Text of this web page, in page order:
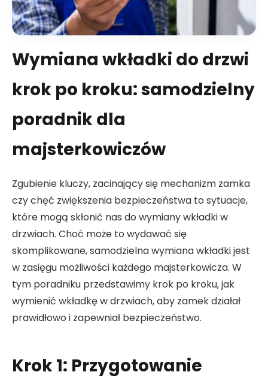
Wymiana wkładki do drzwi
krok po kroku: samodzielny
poradnik dla
majsterkowiczów
Zgubienie kluczy, zacinający się mechanizm zamka
czy chęć zwiększenia bezpieczeństwa to sytuacje,
które mogą skłonić nas do wymiany wkładki w
drzwiach. Choć może to wydawać się
skomplikowane, samodzielna wymiana wkładki jest
w zasięgu możliwości każdego majsterkowicza. W
tym poradniku przedstawimy krok po kroku, jak
wymienić wkładkę w drzwiach, aby zamek działał
prawidłowo i zapewniał bezpieczeństwo.
Krok 1: Przygotowanie